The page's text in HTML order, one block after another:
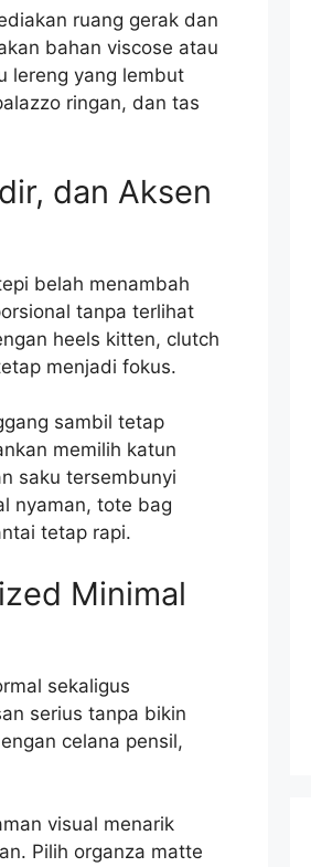
ruang gerak dan
bahan viscose atau
lereng yang lembut
ringan, dan tas
dan Aksen
belah menambah
tanpa terlihat
heels kitten, clutch
menjadi fokus.
sambil tetap
memilih katun
saku tersembunyi
nyaman, tote bag
tetap rapi.
Minimal
sekaligus
serius tanpa bikin
celana pensil,
visual menarik
Pilih organza matte